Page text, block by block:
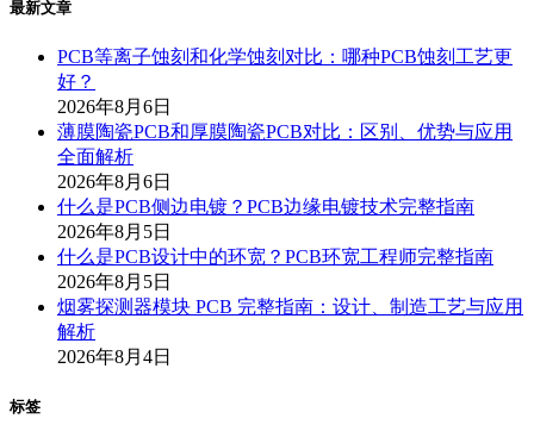
最新文章
PCB等离子蚀刻和化学蚀刻对比：哪种PCB蚀刻工艺更
好？
2026年8月6日
薄膜陶瓷PCB和厚膜陶瓷PCB对比：区别、优势与应用
全面解析
2026年8月6日
什么是PCB侧边电镀？PCB边缘电镀技术完整指南
2026年8月5日
什么是PCB设计中的环宽？PCB环宽工程师完整指南
2026年8月5日
烟雾探测器模块 PCB 完整指南：设计、制造工艺与应用
解析
2026年8月4日
标签